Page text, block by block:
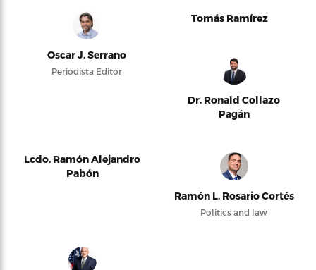
Oscar J. Serrano
Periodista Editor
Tomás Ramírez
Dr. Ronald Collazo
Pagán
Lcdo. Ramón Alejandro
Pabón
Ramón L. Rosario Cortés
Politics and law